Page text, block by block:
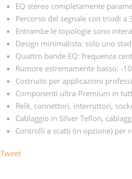
EQ stereo completamente
Percorso del segnale con triodi a
Entrambe le topologie sono
Design minimalista: solo uno
Quattro bande EQ: frequenza
Rumore estremamente basso: -
Costruito per applicazioni
Componenti ultra-Premium in
Relè, connettori, interruttori,
Cablaggio in Silver Teflon,
Controlli a scatti (in opzione) per
Tweet